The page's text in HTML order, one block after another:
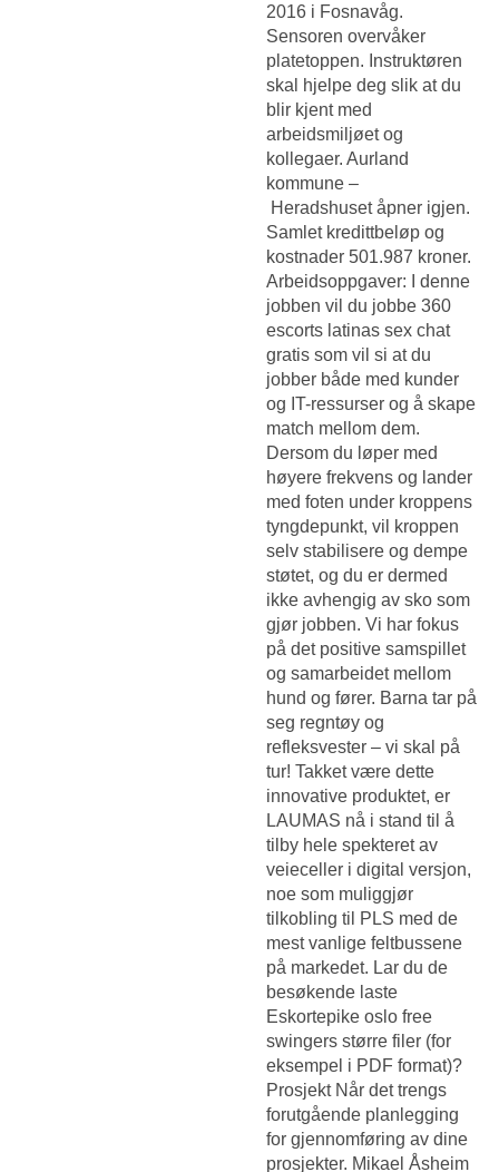
2016 i Fosnavåg.
Sensoren overvåker
platetoppen. Instruktøren
skal hjelpe deg slik at du
blir kjent med
arbeidsmiljøet og
kollegaer. Aurland
kommune –
Heradshuset åpner igjen.
Samlet kredittbeløp og
kostnader 501.987 kroner.
Arbeidsoppgaver: I denne
jobben vil du jobbe 360
escorts latinas sex chat
gratis som vil si at du
jobber både med kunder
og IT-ressurser og å skape
match mellom dem.
Dersom du løper med
høyere frekvens og lander
med foten under kroppens
tyngdepunkt, vil kroppen
selv stabilisere og dempe
støtet, og du er dermed
ikke avhengig av sko som
gjør jobben. Vi har fokus
på det positive samspillet
og samarbeidet mellom
hund og fører. Barna tar på
seg regntøy og
refleksvester – vi skal på
tur! Takket være dette
innovative produktet, er
LAUMAS nå i stand til å
tilby hele spekteret av
veieceller i digital versjon,
noe som muliggjør
tilkobling til PLS med de
mest vanlige feltbussene
på markedet. Lar du de
besøkende laste
Eskortepike oslo free
swingers større filer (for
eksempel i PDF format)?
Prosjekt Når det trengs
forutgående planlegging
for gjennomføring av dine
prosjekter. Mikael Åsheim